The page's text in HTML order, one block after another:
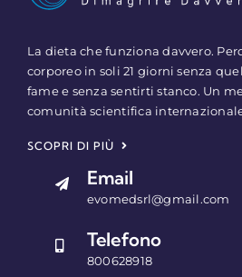
La dieta che funziona davvero.
corporeo in soli 21 giorni senza
fame e senza sentirti stanco. Un
comunità scientifica
SCOPRI DI PIÙ
Email
evomedsrl@gmail.com
Telefono
800628918